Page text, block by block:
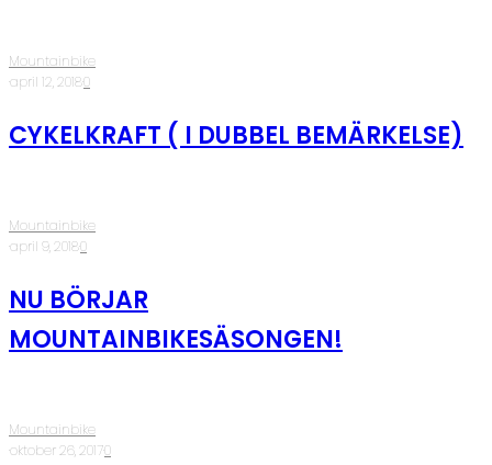
Mountainbike
·april 12, 2018·0
CYKELKRAFT ( I DUBBEL BEMÄRKELSE)
Mountainbike
·april 9, 2018·0
NU BÖRJAR
MOUNTAINBIKESÄSONGEN!
Mountainbike
·oktober 26, 2017·0